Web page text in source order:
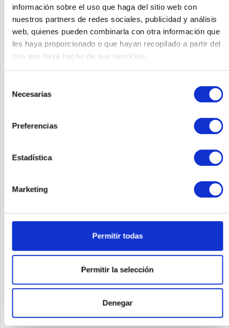
información sobre el uso que haga del sitio web con
nuestros partners de redes sociales, publicidad y análisis
web, quienes pueden combinarla con otra información que
les haya proporcionado o que hayan recopilado a partir del
uso que haya hecho de sus servicios.
Necesarias
Preferencias
Estadística
Marketing
Permitir todas
Permitir la selección
Denegar
CISCO C9117AXI-E
Cisco Catalyst 9117AX. Maximale Datenübertragungsrate: 5000
CISCO C9117AXI-D